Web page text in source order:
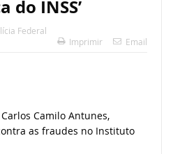
do INSS’
Federal
Imprimir
Email
Camilo Antunes,
as fraudes no Instituto